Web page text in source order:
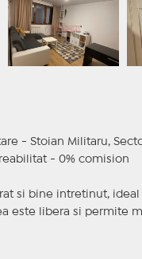
- Stoian Militaru,
- 0% comision
si bine intretinut,
este libera si permite